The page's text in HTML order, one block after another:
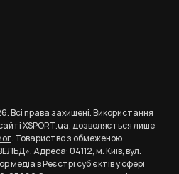
Всі права захищені. Використання
XSPORT.ua, дозволяється лише
. Товариство з обмеженою
Адреса: 04112, м. Київ, вул.
медіа в Реєстрі суб’єктів у сфері